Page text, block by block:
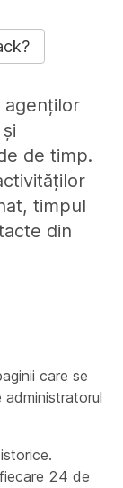
agenților
de timp.
timpul
din
care se
24 de